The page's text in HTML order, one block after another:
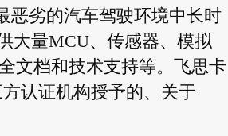
恶劣的汽车驾驶环境中长时
大量MCU、传感器、模拟
文档和技术支持等。飞思卡
认证机构授予的、关于